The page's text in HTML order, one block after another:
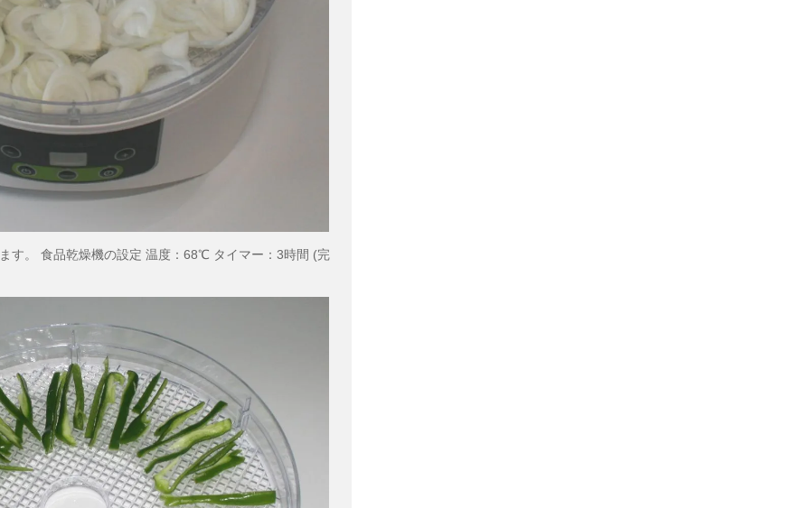
す。 食品乾燥機の設定 温度：68℃ タイマー：3時間 (完